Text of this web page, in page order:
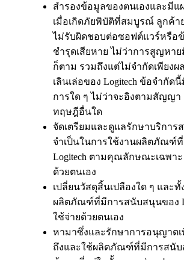
สำรองข้อมูลของตนเองและมี
เมื่อเกิดภัยพิบัติที่สมบูรณ์ ลูกค้า
ไม่รับผิดชอบต่อซอฟต์แวร์หรือ
ชำรุดเสียหาย ไม่ว่าการสูญหาย
ก็ตาม รวมถึงแต่ไม่จำกัดเพียง
เลินเล่อของ Logitech ข้อจำกัด
การใด ๆ ไม่ว่าจะอิงตามสัญญา
ทฤษฎีอื่นใด
จัดเตรียมและดูแลรักษาบริกา
จำเป็นในการใช้งานผลิตภัณฑ์
Logitech ตามคุณลักษณะเฉพา
ด้วยตนเอง
เปลี่ยนวัสดุสิ้นเปลืองใด ๆ และ
ผลิตภัณฑ์ที่มีการสนับสนุนของ
ใช้จ่ายด้วยตนเอง
หามาซึ่งและรักษาการอนุญาตเ
ถึงและใช้ผลิตภัณฑ์ที่มีการสนับ